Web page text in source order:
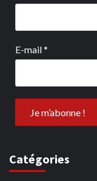
E-mail*
Catégories